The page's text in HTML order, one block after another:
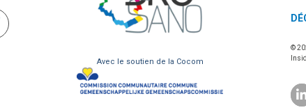
Avec le soutien de la Cocom
©